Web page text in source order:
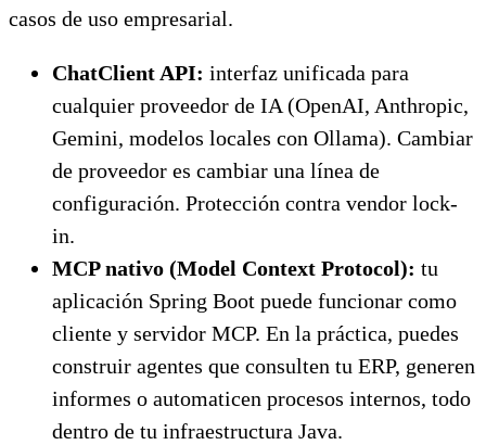
casos de uso empresarial.
ChatClient API: interfaz unificada para
cualquier proveedor de IA (OpenAI, Anthropic,
Gemini, modelos locales con Ollama). Cambiar
de proveedor es cambiar una línea de
configuración. Protección contra vendor lock-
in.
MCP nativo (Model Context Protocol): tu
aplicación Spring Boot puede funcionar como
cliente y servidor MCP. En la práctica, puedes
construir agentes que consulten tu ERP, generen
informes o automaticen procesos internos, todo
dentro de tu infraestructura Java.